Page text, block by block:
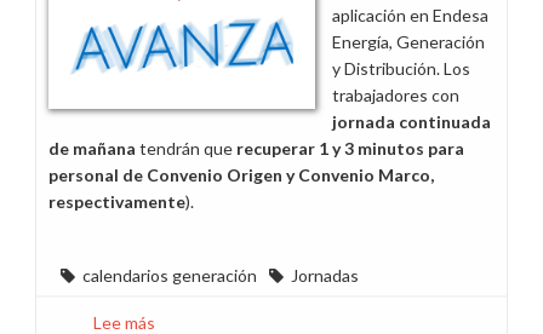
la
oposición
la
aplicación en Endesa
Energía, Generación
y Distribución. Los
trabajadores con
jornada continuada
de mañana tendrán que recuperar 1 y 3 minutos para
personal de Convenio Origen y Convenio Marco,
respectivamente).
calendarios generación Jornadas
Lee más